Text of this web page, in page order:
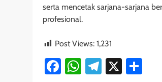
serta mencetak sarjana-sarjana
profesional.
Post Views: 1,231
Facebook
WhatsApp
Telegram
X